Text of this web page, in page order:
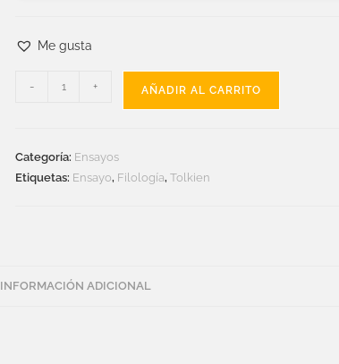
Me gusta
- + AÑADIR AL CARRITO
Categoría: Ensayos
Etiquetas: Ensayo, Filología,Tolkien
INFORMACIÓN ADICIONAL